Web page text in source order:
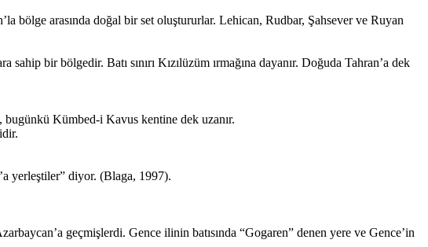
bölge arasında doğal bir set oluştururlar. Lehican, Rudbar, Şahsever ve Ruyan
bir bölgedir. Batı sınırı Kızılüzüm ırmağına dayanır. Doğuda Tahran’a dek
bugünkü Kümbed-i Kavus kentine dek uzanır.
yerleştiler” diyor. (Blaga, 1997).
geçmişlerdi. Gence ilinin batısında “Gogaren” denen yere ve Gence’in